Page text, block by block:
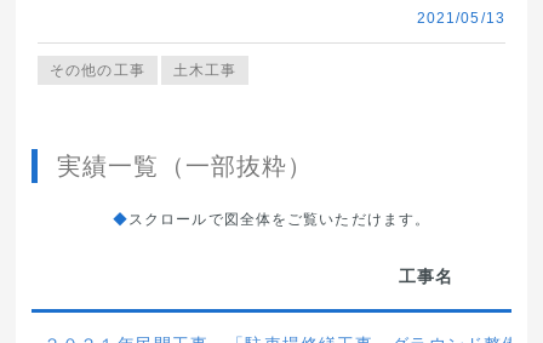
2021/05/13
その他の工事 土木工事
実績一覧（一部抜粋）
スクロールで図全体をご覧いただけます。
工事名